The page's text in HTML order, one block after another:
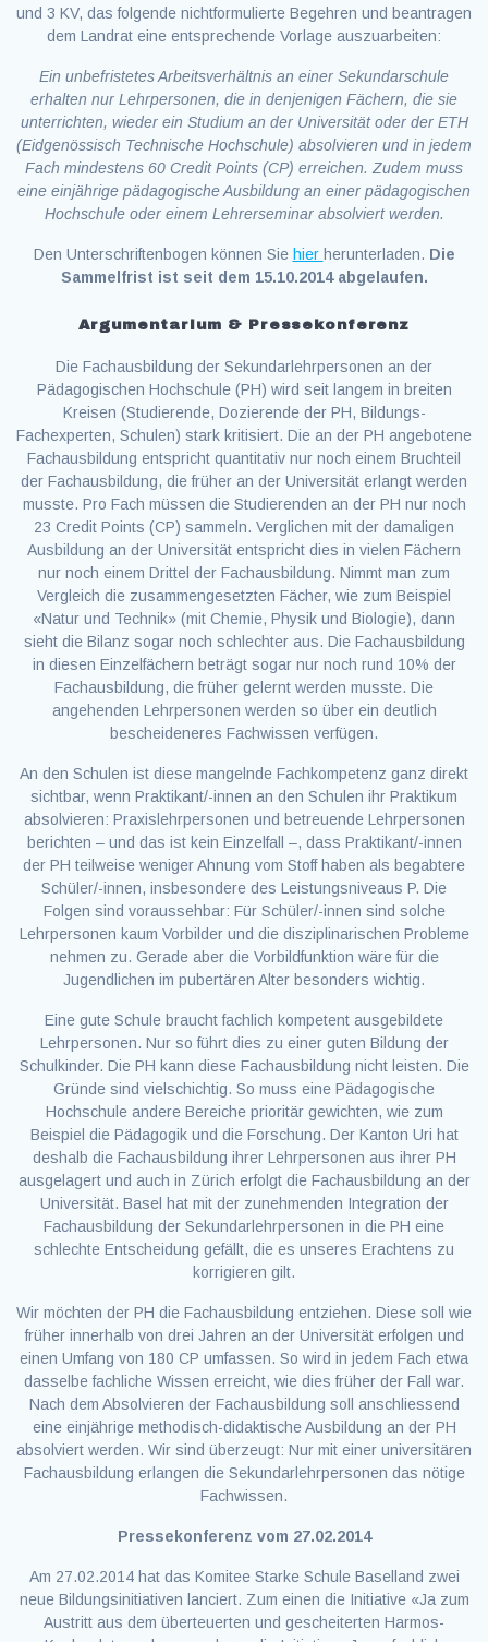
und 3 KV, das folgende nichtformulierte Begehren und beantragen
dem Landrat eine entsprechende Vorlage auszuarbeiten:
Ein unbefristetes Arbeitsverhältnis an einer Sekundarschule
erhalten nur Lehrpersonen, die in denjenigen Fächern, die sie
unterrichten, wieder ein Studium an der Universität oder der ETH
(Eidgenössisch Technische Hochschule) absolvieren und in jedem
Fach mindestens 60 Credit Points (CP) erreichen. Zudem muss
eine einjährige pädagogische Ausbildung an einer pädagogischen
Hochschule oder einem Lehrerseminar absolviert werden.
Den Unterschriftenbogen können Sie hier herunterladen. Die
Sammelfrist ist seit dem 15.10.2014 abgelaufen.
Argumentarium & Pressekonferenz
Die Fachausbildung der Sekundarlehrpersonen an der
Pädagogischen Hochschule (PH) wird seit langem in breiten
Kreisen (Studierende, Dozierende der PH, Bildungs-
Fachexperten, Schulen) stark kritisiert. Die an der PH angebotene
Fachausbildung entspricht quantitativ nur noch einem Bruchteil
der Fachausbildung, die früher an der Universität erlangt werden
musste. Pro Fach müssen die Studierenden an der PH nur noch
23 Credit Points (CP) sammeln. Verglichen mit der damaligen
Ausbildung an der Universität entspricht dies in vielen Fächern
nur noch einem Drittel der Fachausbildung. Nimmt man zum
Vergleich die zusammengesetzten Fächer, wie zum Beispiel
«Natur und Technik» (mit Chemie, Physik und Biologie), dann
sieht die Bilanz sogar noch schlechter aus. Die Fachausbildung
in diesen Einzelfächern beträgt sogar nur noch rund 10% der
Fachausbildung, die früher gelernt werden musste. Die
angehenden Lehrpersonen werden so über ein deutlich
bescheideneres Fachwissen verfügen.
An den Schulen ist diese mangelnde Fachkompetenz ganz direkt
sichtbar, wenn Praktikant/-innen an den Schulen ihr Praktikum
absolvieren: Praxislehrpersonen und betreuende Lehrpersonen
berichten – und das ist kein Einzelfall –, dass Praktikant/-innen
der PH teilweise weniger Ahnung vom Stoff haben als begabtere
Schüler/-innen, insbesondere des Leistungsniveaus P. Die
Folgen sind voraussehbar: Für Schüler/-innen sind solche
Lehrpersonen kaum Vorbilder und die disziplinarischen Probleme
nehmen zu. Gerade aber die Vorbildfunktion wäre für die
Jugendlichen im pubertären Alter besonders wichtig.
Eine gute Schule braucht fachlich kompetent ausgebildete
Lehrpersonen. Nur so führt dies zu einer guten Bildung der
Schulkinder. Die PH kann diese Fachausbildung nicht leisten. Die
Gründe sind vielschichtig. So muss eine Pädagogische
Hochschule andere Bereiche prioritär gewichten, wie zum
Beispiel die Pädagogik und die Forschung. Der Kanton Uri hat
deshalb die Fachausbildung ihrer Lehrpersonen aus ihrer PH
ausgelagert und auch in Zürich erfolgt die Fachausbildung an der
Universität. Basel hat mit der zunehmenden Integration der
Fachausbildung der Sekundarlehrpersonen in die PH eine
schlechte Entscheidung gefällt, die es unseres Erachtens zu
korrigieren gilt.
Wir möchten der PH die Fachausbildung entziehen. Diese soll wie
früher innerhalb von drei Jahren an der Universität erfolgen und
einen Umfang von 180 CP umfassen. So wird in jedem Fach etwa
dasselbe fachliche Wissen erreicht, wie dies früher der Fall war.
Nach dem Absolvieren der Fachausbildung soll anschliessend
eine einjährige methodisch-didaktische Ausbildung an der PH
absolviert werden. Wir sind überzeugt: Nur mit einer universitären
Fachausbildung erlangen die Sekundarlehrpersonen das nötige
Fachwissen.
Pressekonferenz vom 27.02.2014
Am 27.02.2014 hat das Komitee Starke Schule Baselland zwei
neue Bildungsinitiativen lanciert. Zum einen die Initiative «Ja zum
Austritt aus dem überteuerten und gescheiterten Harmos-